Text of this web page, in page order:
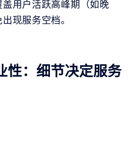
用户活跃高峰期（如晚
现服务空档。
性：细节决定服务